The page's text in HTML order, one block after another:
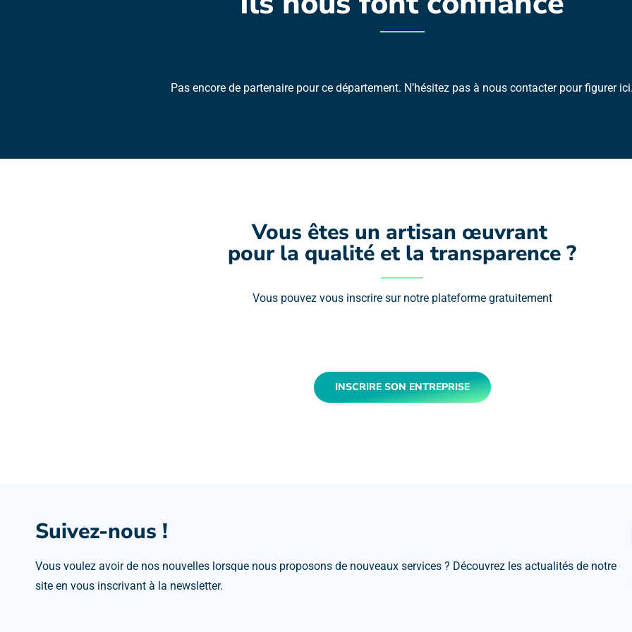
Pas encore de partenaire pour ce département. N’hésitez pas à nous contacter pour figurer
Vous êtes un artisan œuvrant
pour la qualité et la transparence ?
Vous pouvez vous inscrire sur notre plateforme gratuitement
INSCRIRE SON ENTREPRISE
Suivez-nous !
Vous voulez avoir de nos nouvelles lorsque nous proposons de nouveaux services ? Découvrez les actualités de notre
site en vous inscrivant à la newsletter.